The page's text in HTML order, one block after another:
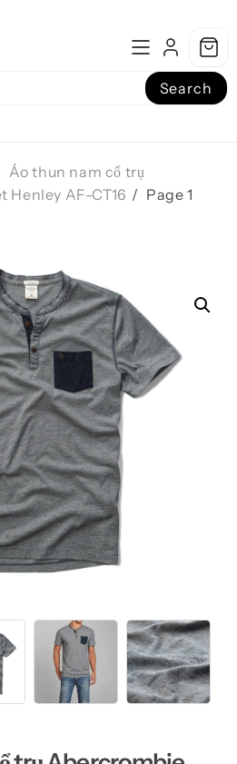
Search
Áo thun nam cổ trụ
Henley AF-CT16
Page 1